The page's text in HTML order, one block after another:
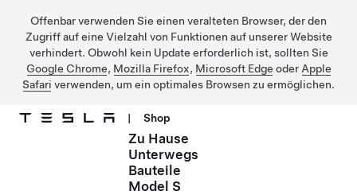
Offenbar verwenden Sie einen veralteten Browser, der den
Zugriff auf eine Vielzahl von Funktionen auf unserer Website
verhindert. Obwohl kein Update erforderlich ist, sollten Sie
Google Chrome, Mozilla Firefox, Microsoft Edge oder Apple
Safari verwenden, um ein optimales Browsen zu ermöglichen.
| Shop
Zu Hause
Unterwegs
Bauteile
Model S